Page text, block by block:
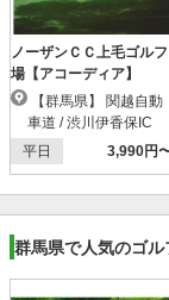
ノーザンＣＣ上毛ゴルフ
場【アコーディア】
車道 / 渋川伊香保IC
平日
3,990円
群馬県で人気のゴル